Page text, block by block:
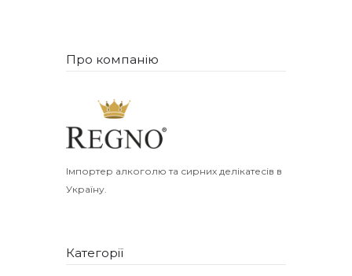
Про компанію
Імпортер алкоголю та сирних делікатесів в
Україну.
Категорії